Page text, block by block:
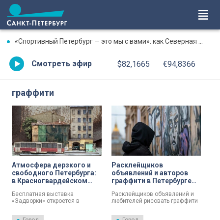
«Спортивный Петербург — это мы с вами»: как Северная столица отметила День физкультурника
Смотреть эфир $82,1665 €94,8366
граффити
Атмосфера дерзкого и
свободного Петербурга:
в Красногвардейском
откроется бесплатная
выставка «Задворки»
Бесплатная выставка
«Задворки» откроется в
библиотеке «СФЕРА» на улице
Расклейщиков
объявлений и авторов
граффити в Петербурге
трех до пяти тысяч
рублей
Расклейщиков объявлений и
любителей рисовать граффити
штрафовать прямо на месте.